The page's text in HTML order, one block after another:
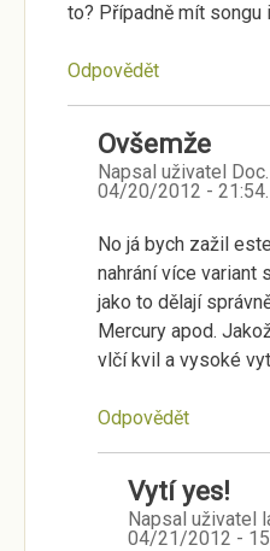
to? Případně mít songu
Odpovědět
Ovšemže
Napsal uživatel
04/20/2012 - 21:54.
No já bych zažil
nahrání více variant
jako to dělají
Mercury apod.
vlčí kvil a vysoké
Odpovědět
Vytí yes!
Napsal uživatel
04/21/2012 -